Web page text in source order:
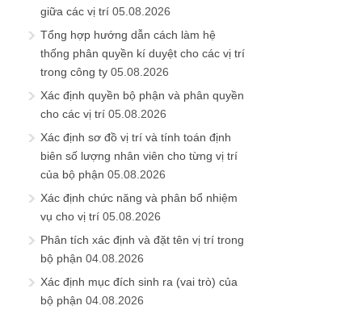
giữa các vị trí 05.08.2026
Tổng hợp hướng dẫn cách làm hệ
thống phân quyền kí duyệt cho các vị trí
trong công ty 05.08.2026
Xác định quyền bộ phận và phân quyền
cho các vị trí 05.08.2026
Xác định sơ đồ vị trí và tính toán định
biên số lượng nhân viên cho từng vị trí
của bộ phận 05.08.2026
Xác định chức năng và phân bổ nhiệm
vụ cho vị trí 05.08.2026
Phân tích xác định và đặt tên vị trí trong
bộ phận 04.08.2026
Xác định mục đích sinh ra (vai trò) của
bộ phận 04.08.2026